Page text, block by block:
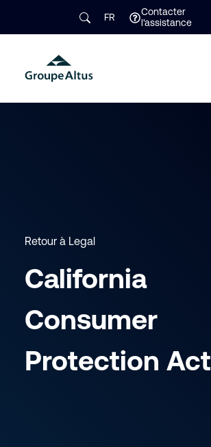
FR
Contacter
l'assistance
Retour à Legal
California
Consumer
Protection Act